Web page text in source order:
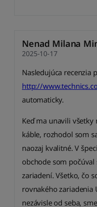
Nenad Milana
2025-10-17
Nasledujúca recenzia
http://
automaticky.
Keď ma unavili
káble, rozhodol som
naozaj kvalitné. V
obchode som
zariadení. Všetko, čo
rovnakého zariadenia
nezávisle od seba,